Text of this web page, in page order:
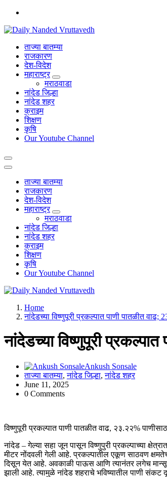
Skip
content
leading news portal of Nanded
ताज्या बातम्या
राजकारण
देश-विदेश
महाराष्ट्र
मराठवाडा
नांदेड जिल्हा
नांदेड शहर
क्राइम
शिक्षण
कृषि
Our Youtube Channel
ताज्या बातम्या
राजकारण
देश-विदेश
महाराष्ट्र
मराठवाडा
नांदेड जिल्हा
नांदेड शहर
क्राइम
शिक्षण
कृषि
Our Youtube Channel
leading news portal of Nanded
Home
नांदेडच्या विष्णुपूरी प्रकल्पात पाणी पातळीत वाढ;
नांदेडच्या विष्णुपूरी
Ankush Sonsale
ताज्या बातम्या,नांदेड जिल्हा,नांदेड शहर
June 11, 2025
0 Comments
विष्णुपूरी प्रकल्पात पाणी पातळीत वाढ, २३.२२%
नांदेड – गेल्या सहा जून पासून विष्णुपुरी प्रकल्पाच्या
मीटर नोंदवली गेली आहे. प्रकल्पातील एकूण साठवण
दिसून येत आहे. अवकाळी पाऊस आणि त्यानंतर लगेच
झाली आहे. त्यामुळे नांदेड शहराचे भविष्यातील पाणी संकट